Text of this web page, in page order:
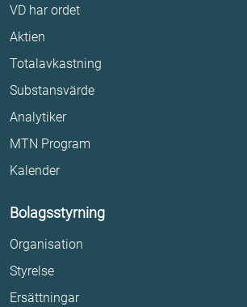
VD har ordet
Aktien
Totalavkastning
Substansvärde
Analytiker
MTN Program
Kalender
Bolagsstyrning
Organisation
Styrelse
Ersättningar